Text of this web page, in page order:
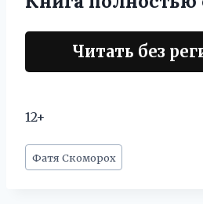
Читать без
12+
Метки
записи:
Фатя Скоморох